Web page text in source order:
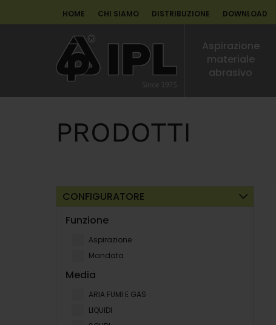
HOME CHI SIAMO DISTRIBUZIONE DOWNLOAD
Aspirazione
materiale
abrasivo
PRODOTTI
CONFIGURATORE
Funzione
Aspirazione
Mandata
Media
ARIA FUMI E GAS
LIQUIDI